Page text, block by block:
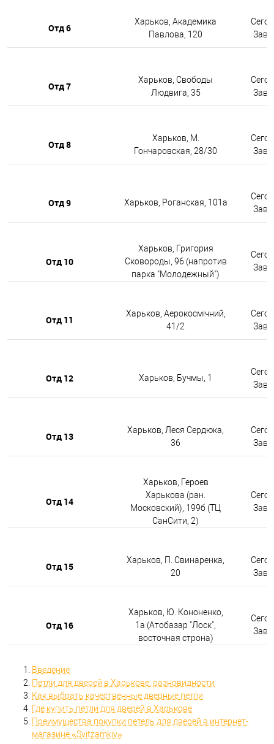
Отд 6
Харьков, Академика
Павлова, 120
Отд 7
Харьков, Свободы
Людвига, 35
Отд 8
Харьков, М.
Гончаровская, 28/30
Отд 9 Харьков, Роганская, 101а
Отд 10
Харьков, Григория
Сковороды, 96 (напротив
парка "Молодежный")
Отд 11
Харьков, Аерокосмічний,
41/2
Отд 12 Харьков, Бучмы, 1
Отд 13
Харьков, Леся Сердюка,
36
Отд 14
Харьков, Героев
Харькова (ран.
Московский), 199б (ТЦ
СанСити, 2)
Отд 15
Харьков, П. Свинаренка,
20
Отд 16
Харьков, Ю. Кононенко,
1а (Атобазар "Лоск",
восточная строна)
Введение
Петли для дверей в Харькове: разновидности
Как выбрать качественные дверные петли
Где купить петли для дверей в Харькове
Преимущества покупки петель для дверей в интернет-
магазине «Svitzamkiv»